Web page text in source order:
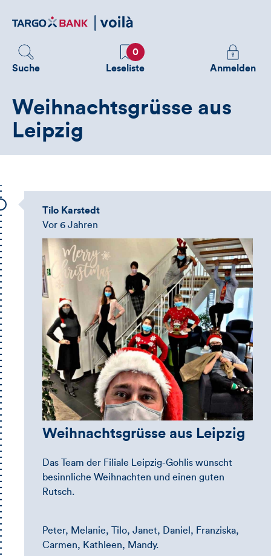
zum
Suche
Favoriten
0
Leseliste
Melden
Sie
um
Anmelden
Weihnachtsgrüsse aus
Leipzig
Tilo Karstedt
Vor 6 Jahren
Weihnachtsgrüsse aus Leipzig
Das Team der Filiale Leipzig-Gohlis wünscht
besinnliche Weihnachten und einen guten
Rutsch.
Peter, Melanie, Tilo, Janet, Daniel, Franziska,
Carmen, Kathleen, Mandy.